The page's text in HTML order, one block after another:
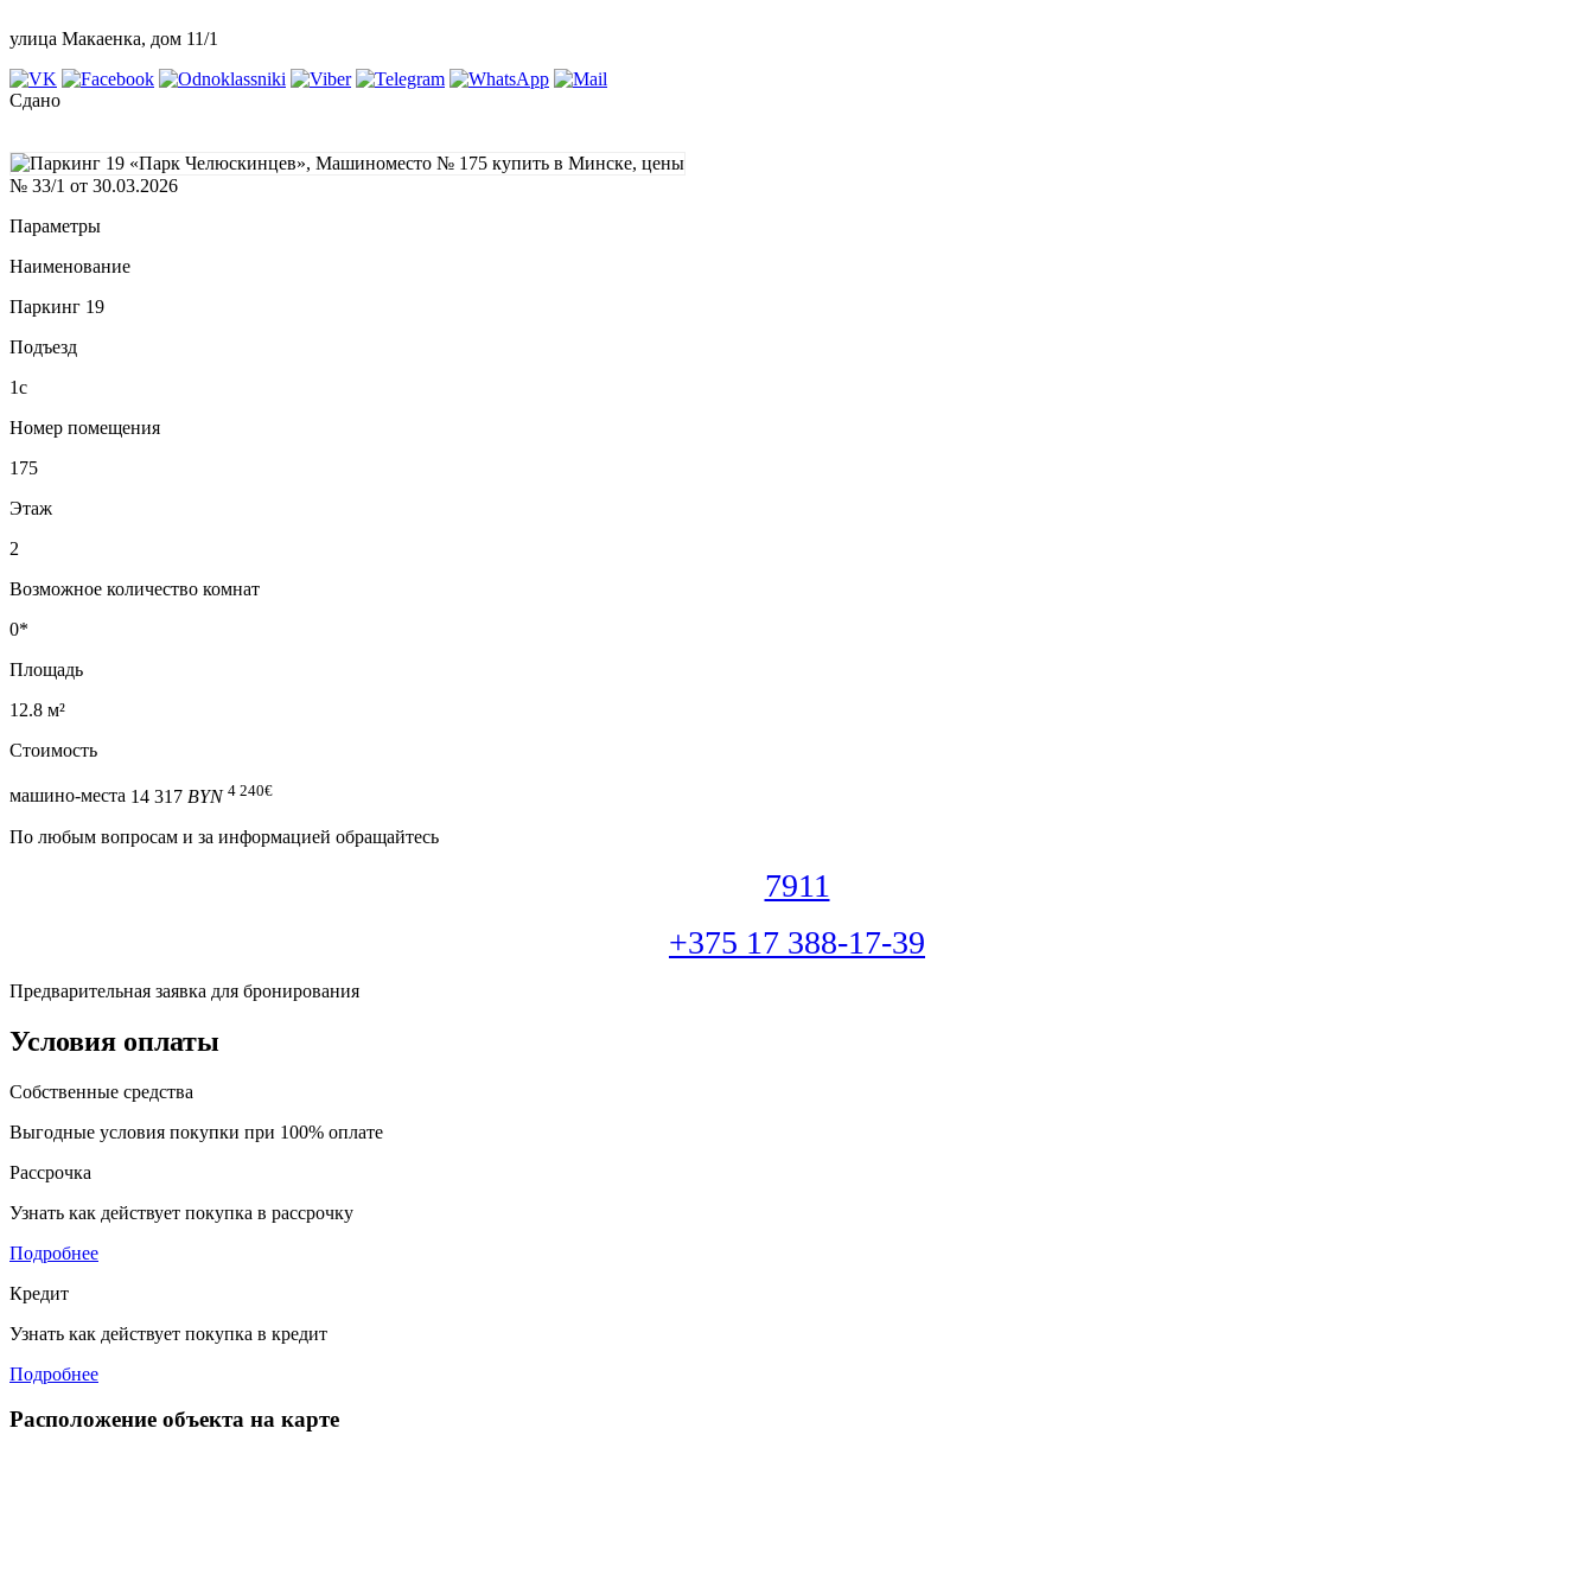
улица Макаенка, дом 11/1
Сдано
№ 33/1 от 30.03.2026
Параметры
Наименование
Паркинг 19
Подъезд
1с
Номер помещения
175
Этаж
2
Возможное количество комнат
0*
Площадь
12.8 м²
Стоимость
машино-места 14 317 BYN 4 240€
По любым вопросам и за информацией обращайтесь
7911
+375 17 388-17-39
Предварительная заявка для бронирования
Условия оплаты
Собственные средства
Выгодные условия покупки при 100% оплате
Рассрочка
Узнать как действует покупка в рассрочку
Подробнее
Кредит
Узнать как действует покупка в кредит
Подробнее
Расположение объекта на карте